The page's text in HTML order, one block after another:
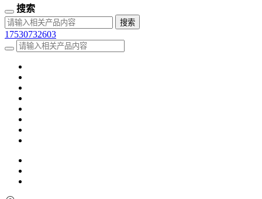
搜索
17530732603